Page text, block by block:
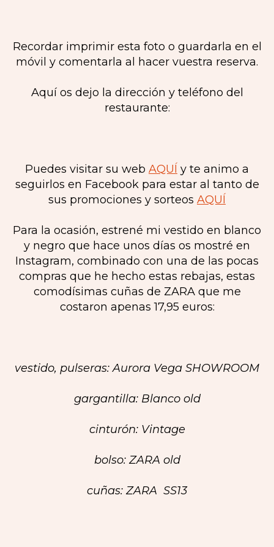
Recordar imprimir esta foto o guardarla en el
móvil y comentarla al hacer vuestra reserva.
Aquí os dejo la dirección y teléfono del
restaurante:
Puedes visitar su web AQUÍ y te animo a
seguirlos en Facebook para estar al tanto de
sus promociones y sorteos AQUÍ
Para la ocasión, estrené mi vestido en blanco
y negro que hace unos días os mostré en
Instagram, combinado con una de las pocas
compras que he hecho estas rebajas, estas
comodísimas cuñas de ZARA que me
costaron apenas 17,95 euros:
vestido, pulseras: Aurora Vega SHOWROOM
gargantilla: Blanco old
cinturón: Vintage
bolso: ZARA old
cuñas: ZARA SS13